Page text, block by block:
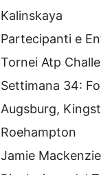
Kalinskaya
Partecipanti e
Tornei Atp
Settimana 34:
Augsburg,
Roehampton
Jamie